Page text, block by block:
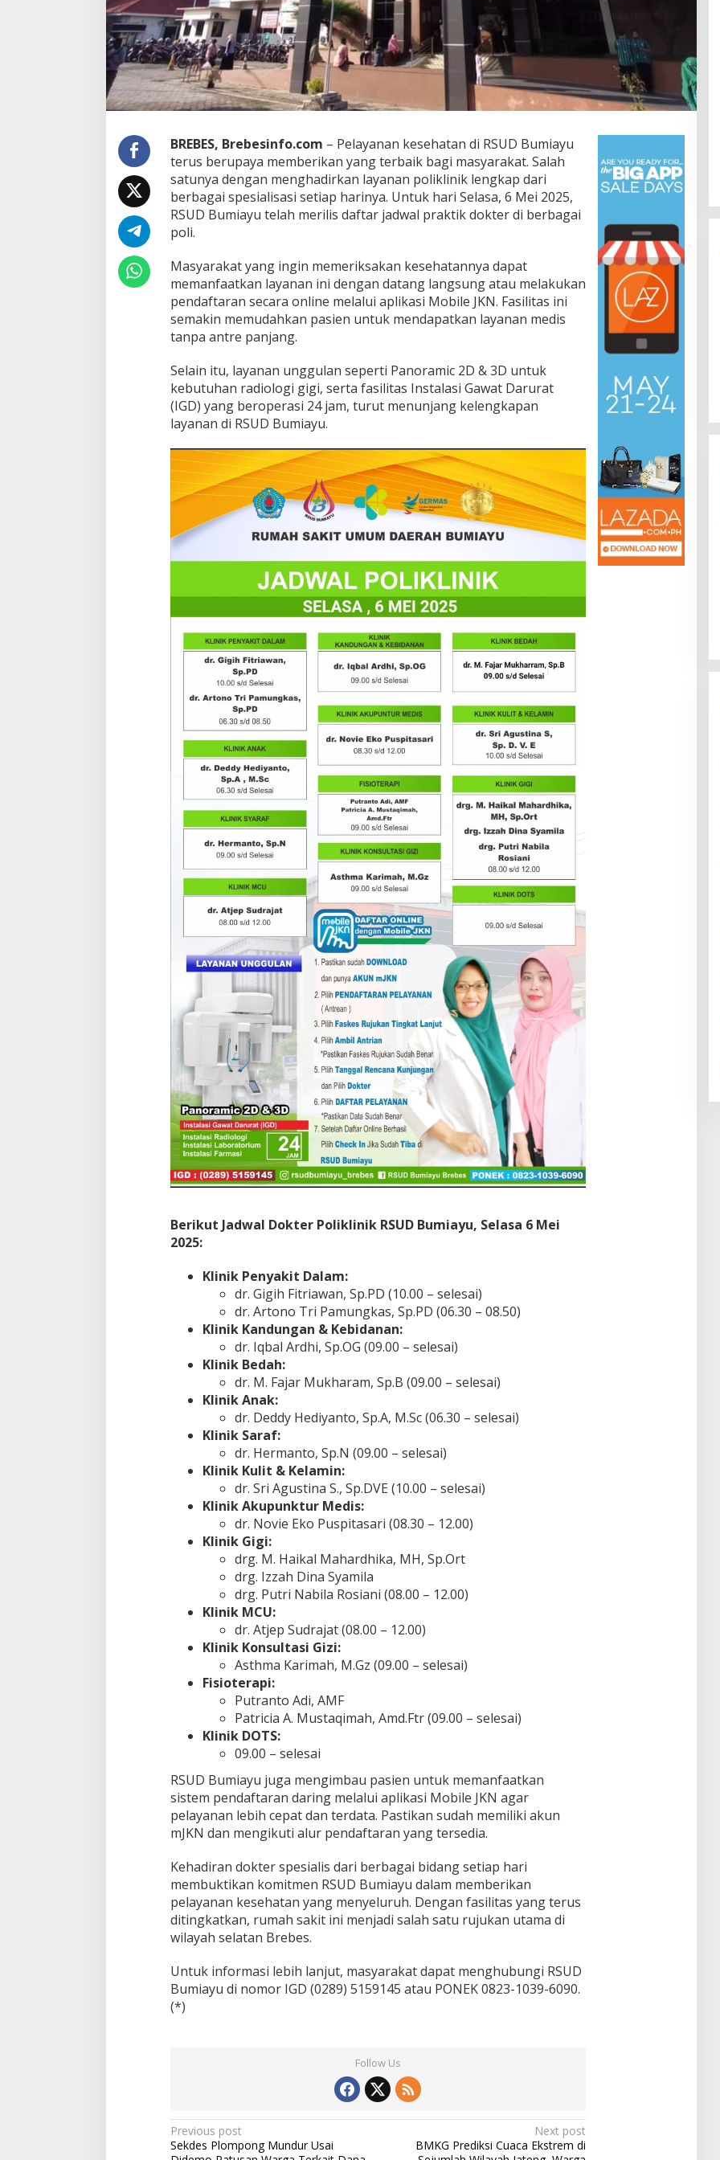
s
a
,
6
M
e
i
2
2
5
D
a
f
t
D
o
k
t
e
r
p
e
s
i
a
l
L
g
a
BREBES, Brebesinfo.com – Pelayanan kesehatan di RSUD Bumiayu
terus berupaya memberikan yang terbaik bagi masyarakat. Salah
satunya dengan menghadirkan layanan poliklinik lengkap dari
berbagai spesialisasi setiap harinya. Untuk hari Selasa, 6 Mei 2025,
RSUD Bumiayu telah merilis daftar jadwal praktik dokter di berbagai
poli.
Masyarakat yang ingin memeriksakan kesehatannya dapat
memanfaatkan layanan ini dengan datang langsung atau melakukan
pendaftaran secara online melalui aplikasi Mobile JKN. Fasilitas ini
semakin memudahkan pasien untuk mendapatkan layanan medis
tanpa antre panjang.
Selain itu, layanan unggulan seperti Panoramic 2D & 3D untuk
kebutuhan radiologi gigi, serta fasilitas Instalasi Gawat Darurat
(IGD) yang beroperasi 24 jam, turut menunjang kelengkapan
layanan di RSUD Bumiayu.
Berikut Jadwal Dokter Poliklinik RSUD Bumiayu, Selasa 6 Mei
2025:
Klinik Penyakit Dalam:
dr. Gigih Fitriawan, Sp.PD (10.00 – selesai)
dr. Artono Tri Pamungkas, Sp.PD (06.30 – 08.50)
Klinik Kandungan & Kebidanan:
dr. Iqbal Ardhi, Sp.OG (09.00 – selesai)
Klinik Bedah:
dr. M. Fajar Mukharam, Sp.B (09.00 – selesai)
Klinik Anak:
dr. Deddy Hediyanto, Sp.A, M.Sc (06.30 – selesai)
Klinik Saraf:
dr. Hermanto, Sp.N (09.00 – selesai)
Klinik Kulit & Kelamin:
dr. Sri Agustina S., Sp.DVE (10.00 – selesai)
Klinik Akupunktur Medis:
dr. Novie Eko Puspitasari (08.30 – 12.00)
Klinik Gigi:
drg. M. Haikal Mahardhika, MH, Sp.Ort
drg. Izzah Dina Syamila
drg. Putri Nabila Rosiani (08.00 – 12.00)
Klinik MCU:
dr. Atjep Sudrajat (08.00 – 12.00)
Klinik Konsultasi Gizi:
Asthma Karimah, M.Gz (09.00 – selesai)
Fisioterapi:
Putranto Adi, AMF
Patricia A. Mustaqimah, Amd.Ftr (09.00 – selesai)
Klinik DOTS:
09.00 – selesai
RSUD Bumiayu juga mengimbau pasien untuk memanfaatkan
sistem pendaftaran daring melalui aplikasi Mobile JKN agar
pelayanan lebih cepat dan terdata. Pastikan sudah memiliki akun
mJKN dan mengikuti alur pendaftaran yang tersedia.
Kehadiran dokter spesialis dari berbagai bidang setiap hari
membuktikan komitmen RSUD Bumiayu dalam memberikan
pelayanan kesehatan yang menyeluruh. Dengan fasilitas yang terus
ditingkatkan, rumah sakit ini menjadi salah satu rujukan utama di
wilayah selatan Brebes.
Untuk informasi lebih lanjut, masyarakat dapat menghubungi RSUD
Bumiayu di nomor IGD (0289) 5159145 atau PONEK 0823-1039-6090.
(*)
Follow Us
P
Previous post
Sekdes Plompong Mundur Usai
Next post
BMKG Prediksi Cuaca Ekstrem di
Jalan Bergelombang dan Minim
Lampu di Ruas Bumiayu–
Bantarkawung Telan Korban,
In Berita, Daerah, Ekonomi, Hukum & Kriminal, Info
Presidium
Pemekaran
Pembentukan
Jateng Jadi
In Berita, Daerah,
Politik, Sosial, Trending